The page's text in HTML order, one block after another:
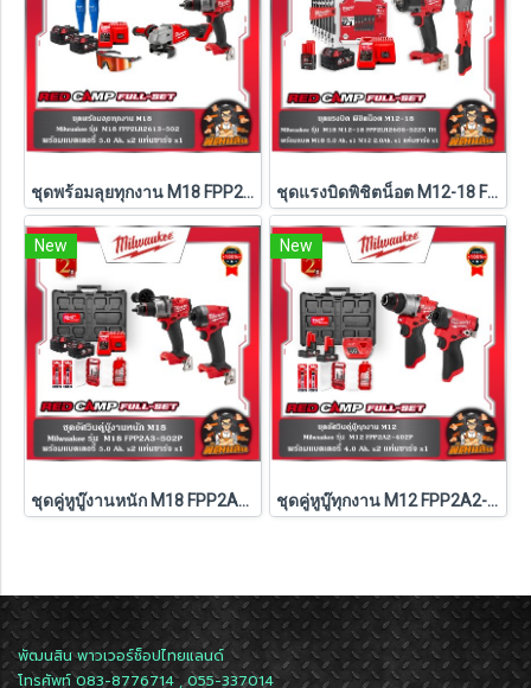
ชุดพร้อมลุยทุกงาน M18 FPP2LR2613-502 Milwaukee (M18-FPD3+M18-FSAGV100XB-0X0) ชุดแรงบิดพิชิตน็อต M12-18 FPP2LR2605-522X TH Milwaukee (M18-FMTIW2F12-0X0+M12-FRAIWF12-0)
New
ชุดคู่หูบู๊งานหนัก M18 FPP2A3-502P Milwaukee (Q3)
New
ชุดคู่หูบู๊ทุกงาน M12 FPP2A2-402P Milwaukee (Q3)
พัฒนสิน พาวเวอร์ช็อปไทยแลนด์
โทรศัพท์ 083-8776714 , 055-337014